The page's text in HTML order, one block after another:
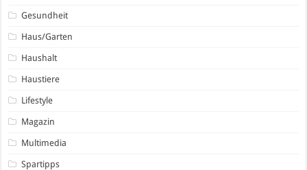
Gesundheit
Haus/Garten
Haushalt
Haustiere
Lifestyle
Magazin
Multimedia
Spartipps